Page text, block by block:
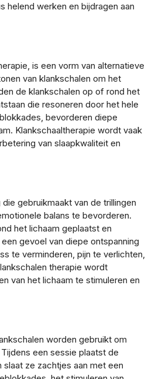
helend werken en bijdragen aan
is een vorm van alternatieve
van klankschalen om het
de klankschalen op of rond het
die resoneren door het hele
bevorderen diepe
Klankschaaltherapie wordt vaak
van slaapkwaliteit en
gebruikmaakt van de trillingen
balans te bevorderen.
het lichaam geplaatst en
gevoel van diepe ontspanning
te verminderen, pijn te verlichten,
therapie wordt
van het lichaam te stimuleren en
worden gebruikt om
een sessie plaatst de
ze zachtjes aan met een